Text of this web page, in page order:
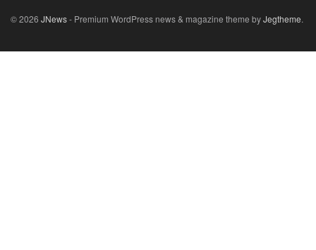
© 2026 JNews- Premium WordPress news & magazine theme byJegtheme.